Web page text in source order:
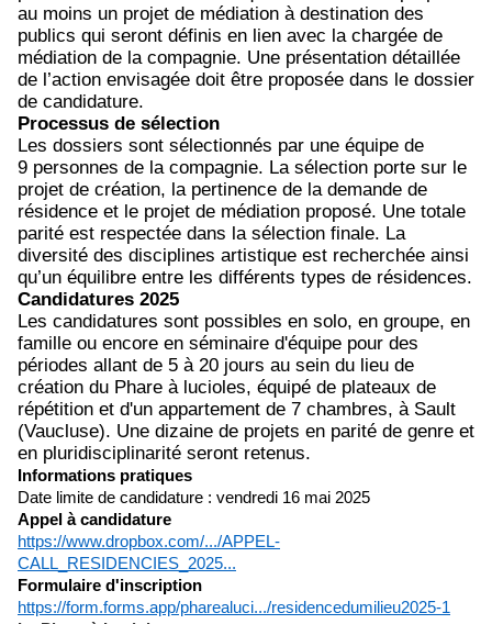
au moins un projet de médiation à destination des
publics qui seront définis en lien avec la chargée de
médiation de la compagnie. Une présentation détaillée
de l’action envisagée doit être proposée dans le dossier
de candidature.
Processus de sélection
Les dossiers sont sélectionnés par une équipe de
9 personnes de la compagnie. La sélection porte sur le
projet de création, la pertinence de la demande de
résidence et le projet de médiation proposé. Une totale
parité est respectée dans la sélection finale. La
diversité des disciplines artistique est recherchée ainsi
qu’un équilibre entre les différents types de résidences.
Candidatures 2025
Les candidatures sont possibles en solo, en groupe, en
famille ou encore en séminaire d'équipe pour des
périodes allant de 5 à 20 jours au sein du lieu de
création du Phare à lucioles, équipé de plateaux de
répétition et d'un appartement de 7 chambres, à Sault
(Vaucluse). Une dizaine de projets en parité de genre et
en pluridisciplinarité seront retenus.
Informations pratiques
Date limite de candidature : vendredi 16 mai 2025
Appel à candidature
https://www.dropbox.com/.../APPEL-
CALL_RESIDENCIES_2025...
Formulaire d'inscription
https://form.forms.app/pharealuci.../residencedumilieu2025-1